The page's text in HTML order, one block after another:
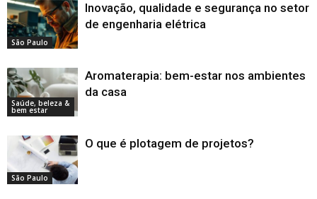
São Paulo
Inovação, qualidade e segurança no setor
de engenharia elétrica
Saúde, beleza &
bem estar
Aromaterapia: bem-estar nos ambientes
da casa
São Paulo
O que é plotagem de projetos?